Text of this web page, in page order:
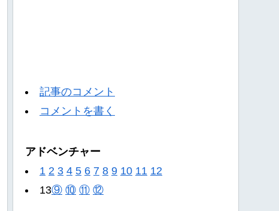
記事のコメント
コメントを書く
アドベンチャー
1 2 3 4 5 6 7 8 9 10 11 12
13⑨ ⑩ ⑪ ⑫